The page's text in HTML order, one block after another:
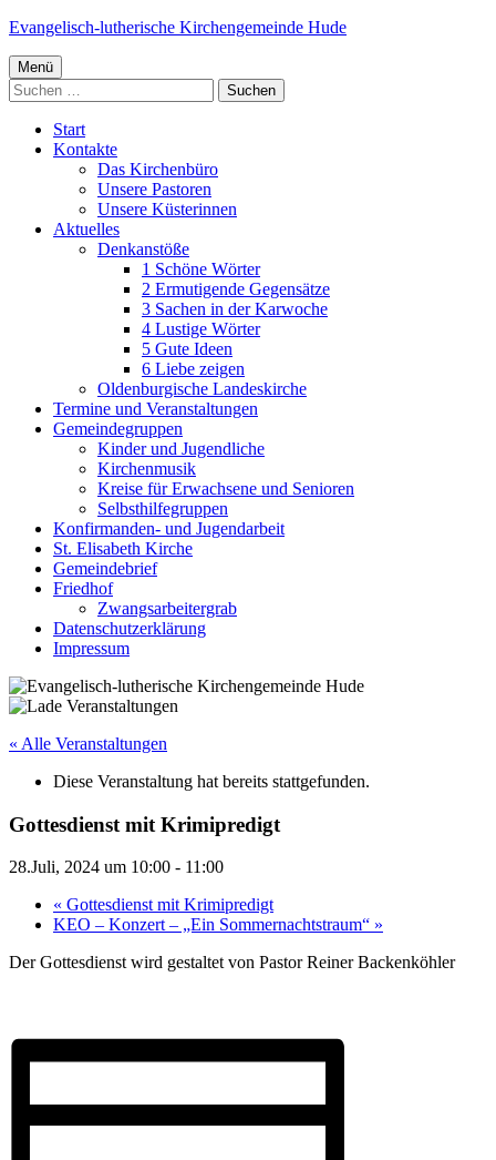
Springe
Inhalt
Evangelisch-lutherische Kirchengemeinde Hude
Primäres
Menü
Menü
Suchen
nach:
Start
Kontakte
Das Kirchenbüro
Unsere Pastoren
Unsere Küsterinnen
Aktuelles
Denkanstöße
1 Schöne Wörter
2 Ermutigende Gegensätze
3 Sachen in der Karwoche
4 Lustige Wörter
5 Gute Ideen
6 Liebe zeigen
Oldenburgische Landeskirche
Termine und Veranstaltungen
Gemeindegruppen
Kinder und Jugendliche
Kirchenmusik
Kreise für Erwachsene und Senioren
Selbsthilfegruppen
Konfirmanden- und Jugendarbeit
St. Elisabeth Kirche
Gemeindebrief
Friedhof
Zwangsarbeitergrab
Datenschutzerklärung
Impressum
« Alle Veranstaltungen
Diese Veranstaltung hat bereits stattgefunden.
Gottesdienst mit Krimipredigt
28.Juli, 2024 um 10:00 - 11:00
« Gottesdienst mit Krimipredigt
KEO – Konzert – „Ein Sommernachtstraum“ »
Der Gottesdienst wird gestaltet von Pastor Reiner Backenköhler